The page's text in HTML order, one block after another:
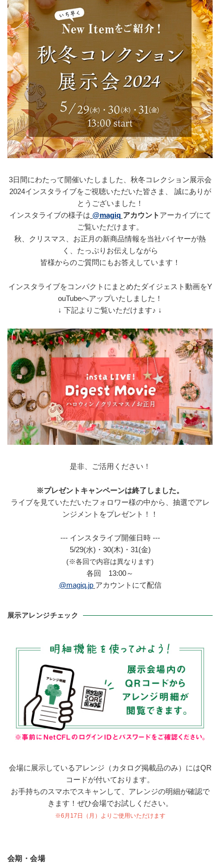
3日間にわたって開催いたしました、秋冬コレクション展示会
2024インスタライブをご視聴いただいた皆さま、 誠にありが
とうございました！
インスタライブの様子は @magiq アカウント アーカイブにて
ご覧いただけます。
秋、クリスマス、お正月の新商品情報を当社バイヤーが熱
く、たっぷりお伝えしながら
皆様からのご質問にもお答えしています！
インスタライブをコンパクトにまとめたダイジェスト動画をY
ouTubeへアップいたしました！
↓ 下記よりご覧いただけます♪ ↓
是非、ご活用ください！
※プレゼントキャンペーンは終了しました。
ライブを見ていただいたフォロワー様の中から、抽選でアレ
ンジメントをプレゼント！！
--- インスタライブ開催日時 ---
5/29(水)・30(木)・31(金)
(※各回で内容は異なります)
各回 13:00～
@magiq.jp アカウントにて配信
展示アレンジチェック
会場に展示しているアレンジ（カタログ掲載品のみ）にはQR
コードが付いております。
お手持ちのスマホでスキャンして、アレンジの明細が確認で
きます！ぜひ会場でお試しください。
※6月17日（月）よりご使用いただけます
会期・会場